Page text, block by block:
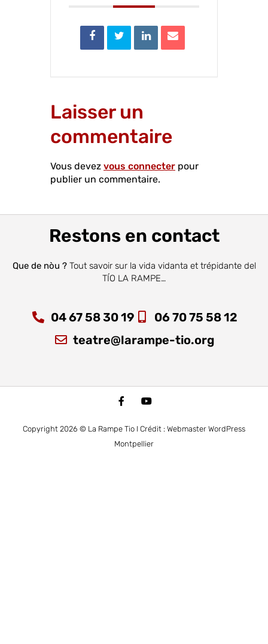
Laisser un
commentaire
Vous devez vous connecter pour
publier un commentaire.
Restons en contact
Que de nòu ?Tout savoir sur la vida vidanta et trépidante del
TÍO LA RAMPE…
04 67 58 30 19
06 70 75 58 12
teatre@larampe-tio.org
Copyright 2026 © La Rampe Tio I Crédit : Webmaster WordPress
Montpellier